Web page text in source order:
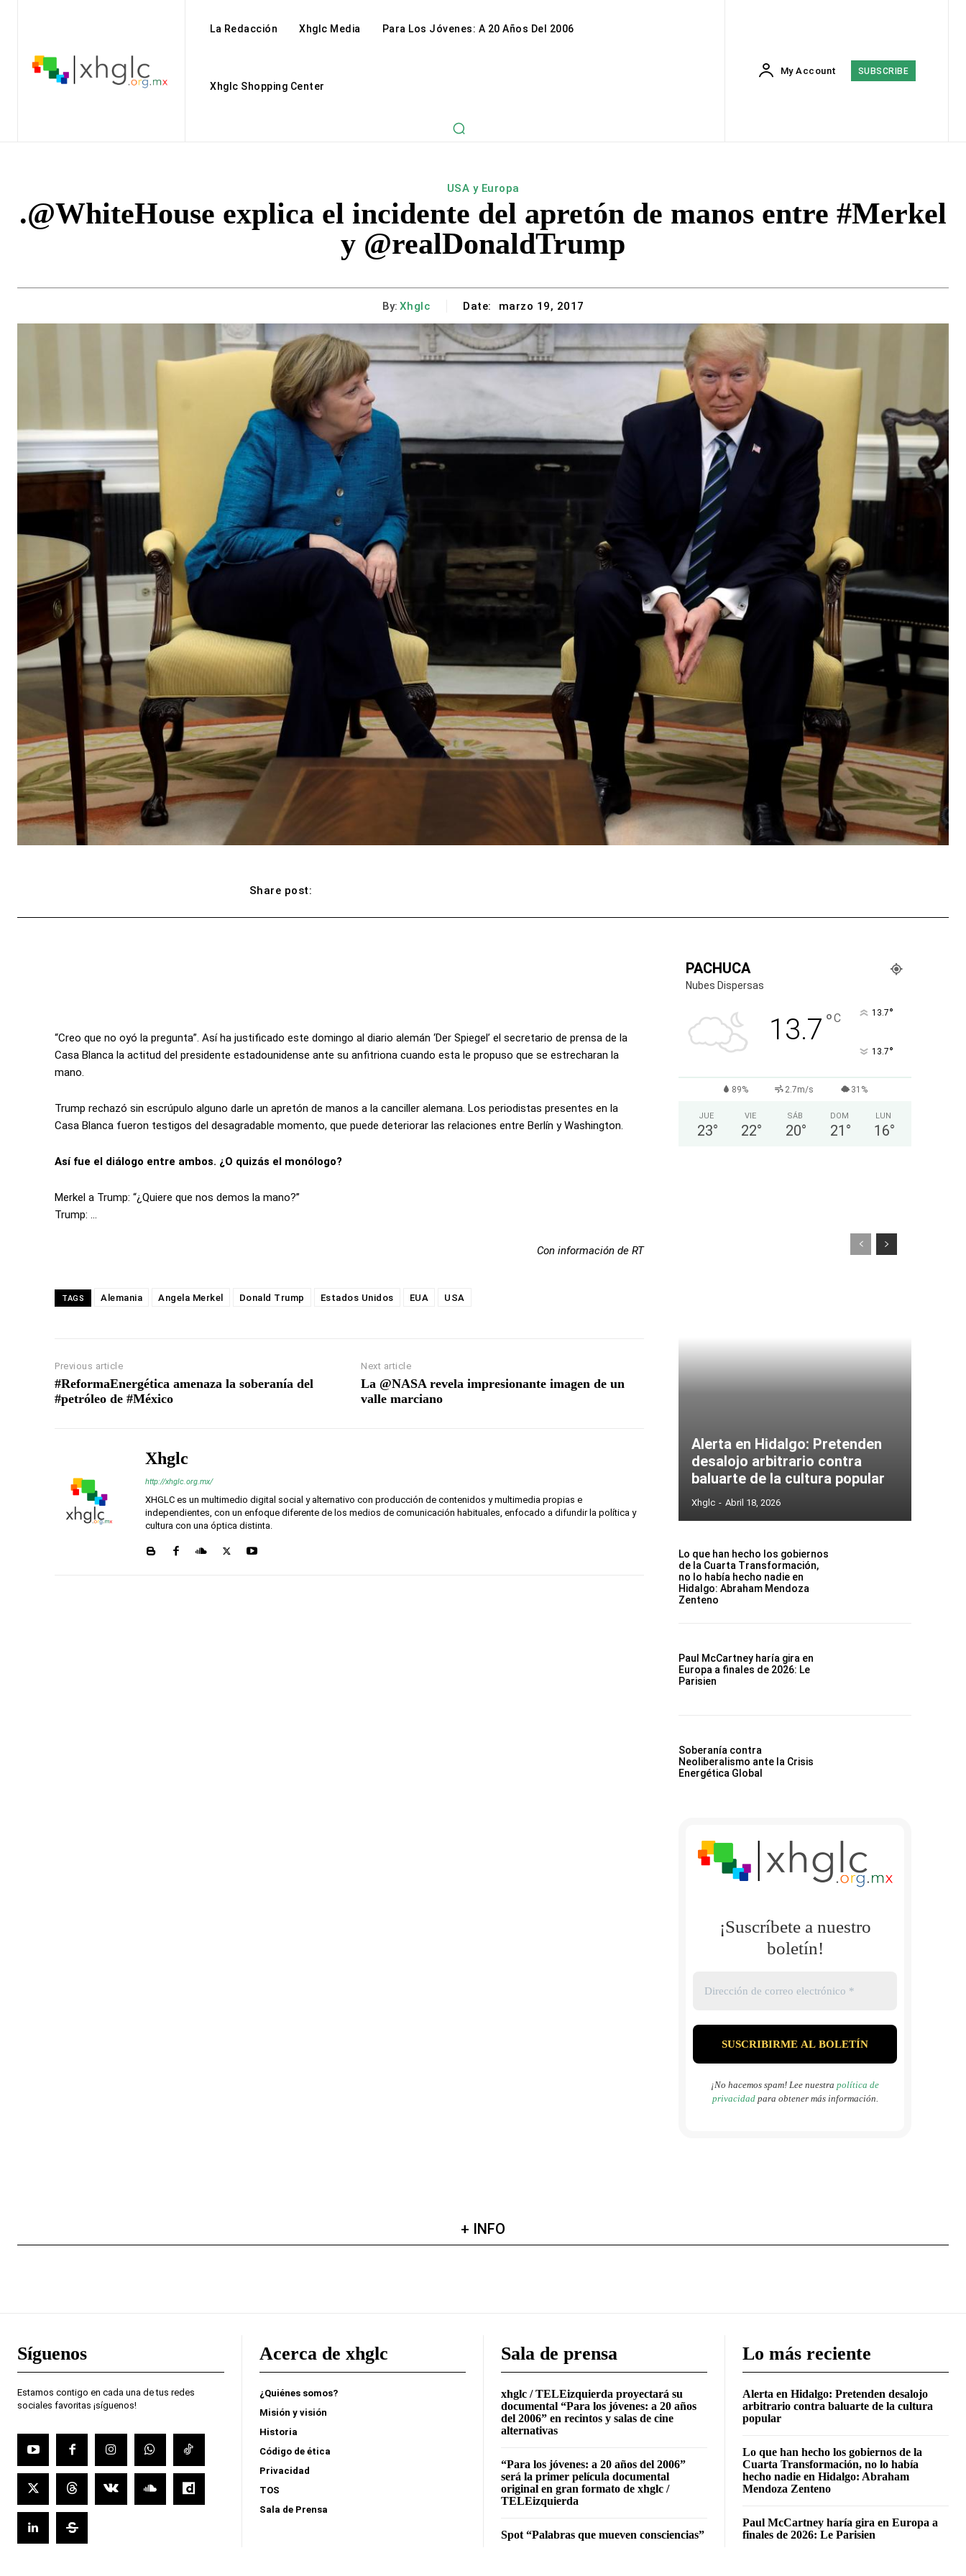
La Redacción Xhglc Media Para Los Jóvenes: A 20 Años Del 2006
Xhglc Shopping Center
My Account SUBSCRIBE
USA y Europa
.@WhiteHouse explica el incidente del apretón de manos entre #Merkel
y @realDonaldTrump
By: Xhglc Date: marzo 19, 2017
Share post:
“Creo que no oyó la pregunta”. Así ha justificado este domingo al diario alemán ‘Der Spiegel’ el secretario de prensa de la
Casa Blanca la actitud del presidente estadounidense ante su anfitriona cuando esta le propuso que se estrecharan la
mano.
Trump rechazó sin escrúpulo alguno darle un apretón de manos a la canciller alemana. Los periodistas presentes en la
Casa Blanca fueron testigos del desagradable momento, que puede deteriorar las relaciones entre Berlín y Washington.
Así fue el diálogo entre ambos. ¿O quizás el monólogo?
Merkel a Trump: “¿Quiere que nos demos la mano?”
Trump: …
Con información de RT
TAGS Alemania Angela Merkel Donald Trump Estados Unidos EUA USA
Previous article
#ReformaEnergética amenaza la soberanía del
#petróleo de #México
Next article
La @NASA revela impresionante imagen de un
valle marciano
Xhglc
http://xhglc.org.mx/
XHGLC es un multimedio digital social y alternativo con producción de contenidos y multimedia propias e
independientes, con un enfoque diferente de los medios de comunicación habituales, enfocado a difundir la política y
cultura con una óptica distinta.
PACHUCA
Nubes Dispersas
13.7 °C 13.7°
13.7°
89% 2.7m/s 31%
JUE
23°
VIE
22°
SÁB
20°
DOM
21 °
LUN
16°
Alerta en Hidalgo: Pretenden
desalojo arbitrario contra
baluarte de la cultura popular
Xhglc - Abril 18, 2026
Lo que han hecho los gobiernos
de la Cuarta Transformación,
no lo había hecho nadie en
Hidalgo: Abraham Mendoza
Zenteno
Paul McCartney haría gira en
Europa a finales de 2026: Le
Parisien
Soberanía contra
Neoliberalismo ante la Crisis
Energética Global
¡Suscríbete a nuestro
boletín!
¡No hacemos spam! Lee nuestra política de
privacidadpara obtener más información.
+ INFO
Síguenos
Estamos contigo en cada una de tus redes
sociales favoritas ¡síguenos!
Acerca de xhglc
¿Quiénes somos?
Misión y visión
Historia
Código de ética
Privacidad
TOS
Sala de Prensa
Sala de prensa
xhglc / TELEizquierda proyectará su
documental “Para los jóvenes: a 20 años
del 2006” en recintos y salas de cine
alternativas
“Para los jóvenes: a 20 años del 2006”
será la primer película documental
original en gran formato de xhglc /
TELEizquierda
Spot “Palabras que mueven consciencias”
Lo más reciente
Alerta en Hidalgo: Pretenden desalojo
arbitrario contra baluarte de la cultura
popular
Lo que han hecho los gobiernos de la
Cuarta Transformación, no lo había
hecho nadie en Hidalgo: Abraham
Mendoza Zenteno
Paul McCartney haría gira en Europa a
finales de 2026: Le Parisien